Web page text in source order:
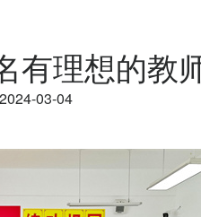
有理想的教
03-04